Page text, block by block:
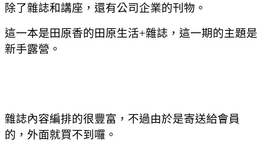
除了雜誌和講座，還有公司企業的刊物。
這一本是田原香的田原生活+雜誌，這一期的主題是
新手露營。
雜誌內容編排的很豐富，不過由於是寄送給會員
的，外面就買不到囉。